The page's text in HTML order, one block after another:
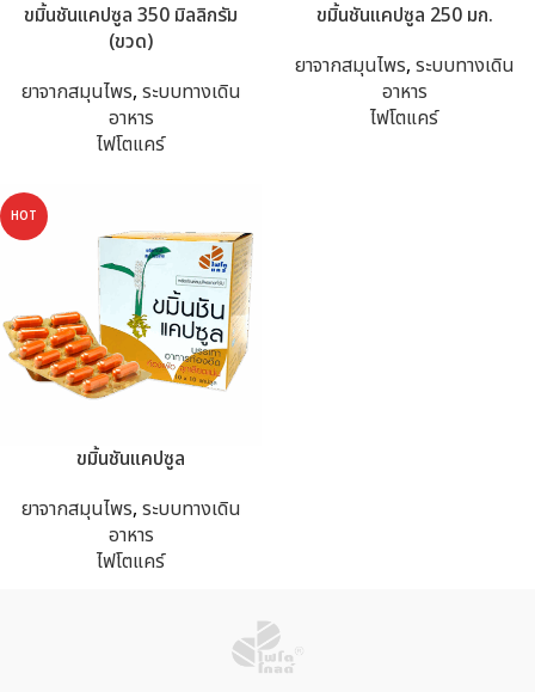
ขมิ้นชันแคปซูล 350 มิลลิกรัม
(ขวด)
ยาจากสมุนไพร, ระบบทางเดิน
อาหาร
ไฟโตแคร์
ขมิ้นชันแคปซูล 250 มก.
ยาจากสมุนไพร, ระบบทางเดิน
อาหาร
ไฟโตแคร์
HOT
ขมิ้นชันแคปซูล
ยาจากสมุนไพร, ระบบทางเดิน
อาหาร
ไฟโตแคร์